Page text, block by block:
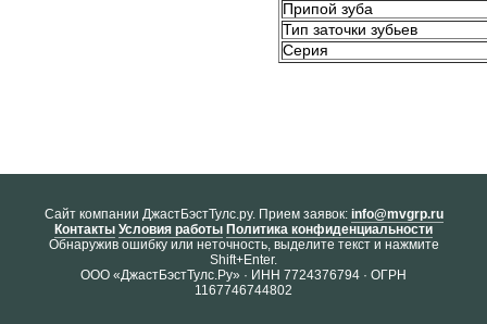
Припой зуба
Тип заточки зубьев
Серия
Cайт компании ДжастБэстТулс.ру. Прием заявок: info@mvgrp.ru
Контакты Условия работы Политика конфиденциальности
Обнаружив ошибку или неточность, выделите текст и нажмите
Shift+Enter.
ООО «ДжастБэстТулс.Ру» · ИНН 7724376794 · ОГРН
1167746744802